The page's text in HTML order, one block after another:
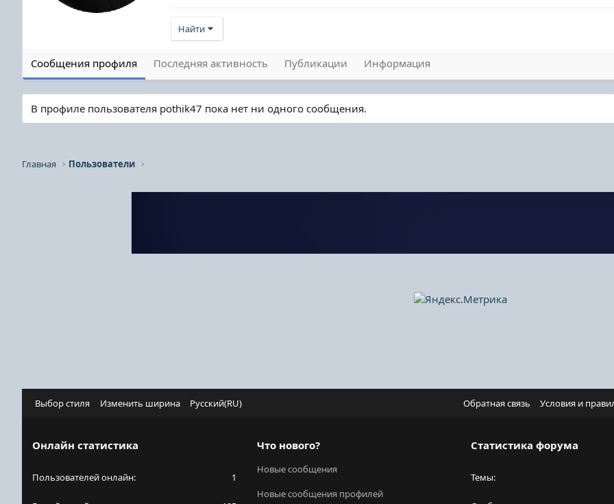
Найти
Сообщения профиля Последняя активность Публикации Информация
В профиле пользователя pothik47 пока нет ни одного сообщения.
Главная Пользователи
Выбор стиля Изменить ширина Русский(RU) Обратная связь Условия и
Онлайн статистика
Пользователей онлайн 1
Что нового?
Новые сообщения
Новые сообщения профилей
Статистика форума
Темы